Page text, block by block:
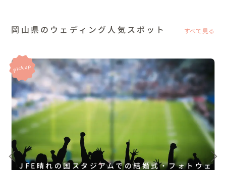
岡山県のウェディング人気スポット すべて見る
JFE晴れの国スタジアムでの結婚式・フォトウェ